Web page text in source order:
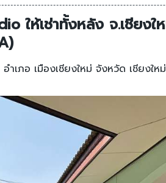
ให้เช่าทั้งหลัง จ.เชียง
อำเภอ เมืองเชียงใหม่ จังหวัด เชียงใหม่